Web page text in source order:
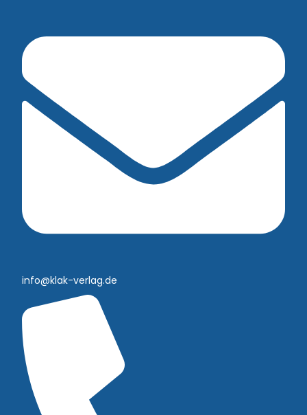
info@klak-verlag.de